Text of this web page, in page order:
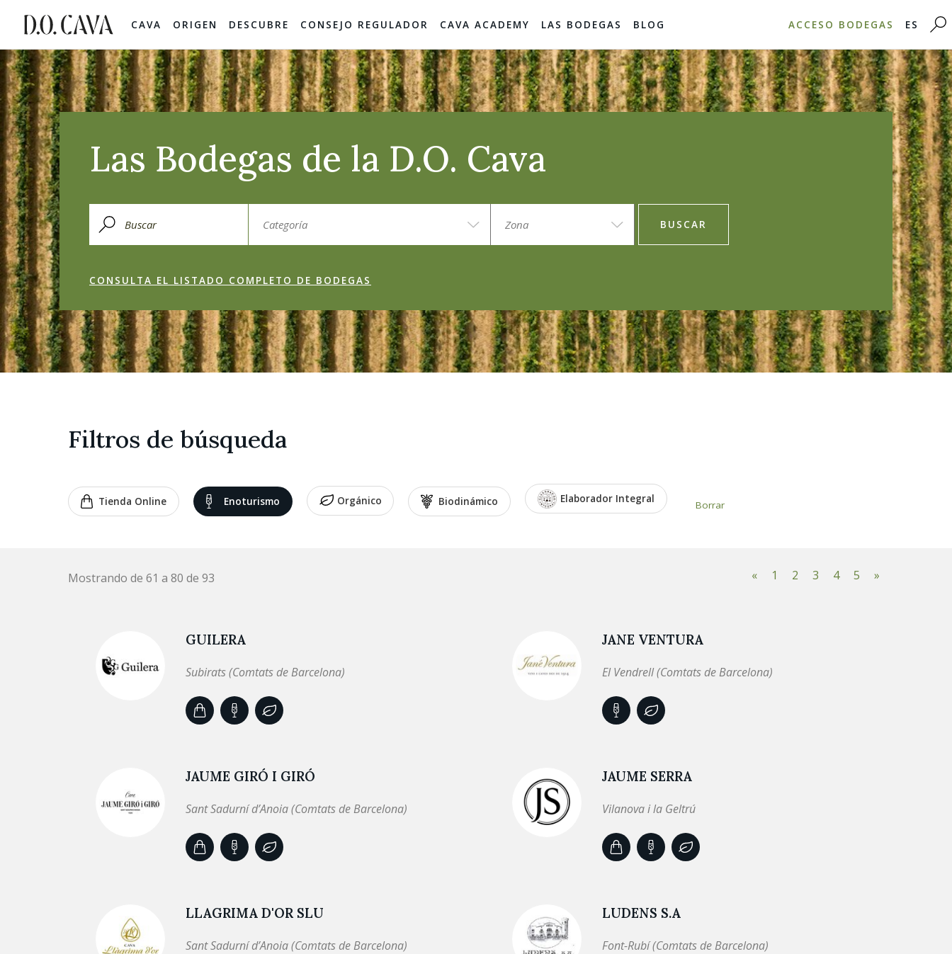
CAVA ORIGEN DESCUBRE CONSEJO REGULADOR CAVA ACADEMY LAS BODEGAS BLOG ACCESO BODEGAS ES
Las Bodegas de la D.O. Cava
BUSCAR
CONSULTA EL LISTADO COMPLETO DE BODEGAS
Filtros de búsqueda
Tienda Online Enoturismo Orgánico Biodinámico Elaborador Integral Borrar
Mostrando de 61 a 80 de 93 « 1 2 3 4 5 »
GUILERA
Subirats (Comtats de Barcelona)
JANE VENTURA
El Vendrell (Comtats de Barcelona)
JAUME GIRÓ I GIRÓ
Sant Sadurní d’Anoia (Comtats de Barcelona)
JAUME SERRA
Vilanova i la Geltrú
LLAGRIMA D'OR SLU
Sant Sadurní d’Anoia (Comtats de Barcelona)
LUDENS S.A
Font-Rubí (Comtats de Barcelona)